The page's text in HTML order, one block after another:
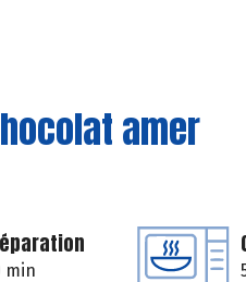
amer
min